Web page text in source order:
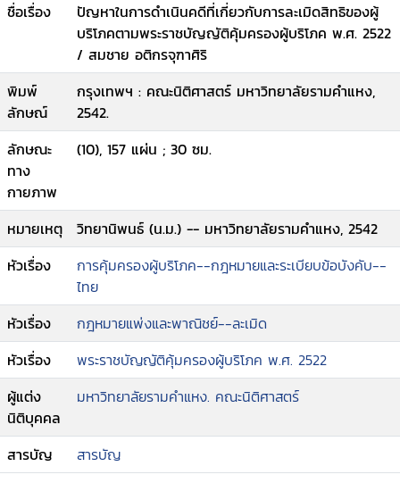
ชื่อเรื่อง
ปัญหาในการดำเนินคดีที่เกี่ยวกับการละเมิดสิทธิของผู้
บริโภคตามพระราชบัญญัติคุ้มครองผู้บริโภค พ.ศ. 2522
/ สมชาย อติกรจุฑาศิริ
พิมพ์
ลักษณ์
กรุงเทพฯ : คณะนิติศาสตร์ มหาวิทยาลัยรามคำแหง,
2542.
ลักษณะ
ทาง
กายภาพ
(10), 157 แผ่น ; 30 ซม.
หมายเหตุ
วิทยานิพนธ์ (น.ม.) -- มหาวิทยาลัยรามคำแหง, 2542
หัวเรื่อง
การคุ้มครองผู้บริโภค--กฎหมายและระเบียบข้อบังคับ--
ไทย
หัวเรื่อง
กฎหมายแพ่งและพาณิชย์--ละเมิด
หัวเรื่อง
พระราชบัญญัติคุ้มครองผู้บริโภค พ.ศ. 2522
ผู้แต่ง
นิติบุคคล
มหาวิทยาลัยรามคำแหง. คณะนิติศาสตร์
สารบัญ สารบัญ